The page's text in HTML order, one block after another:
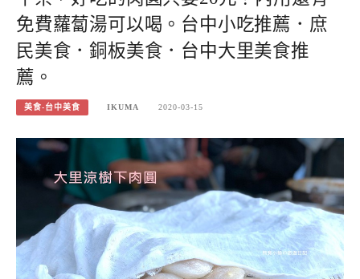
免費蘿蔔湯可以喝。台中小吃推薦．庶
民美食．銅板美食．台中大里美食推
薦。
美食-台中美食 IKUMA 2020-03-15